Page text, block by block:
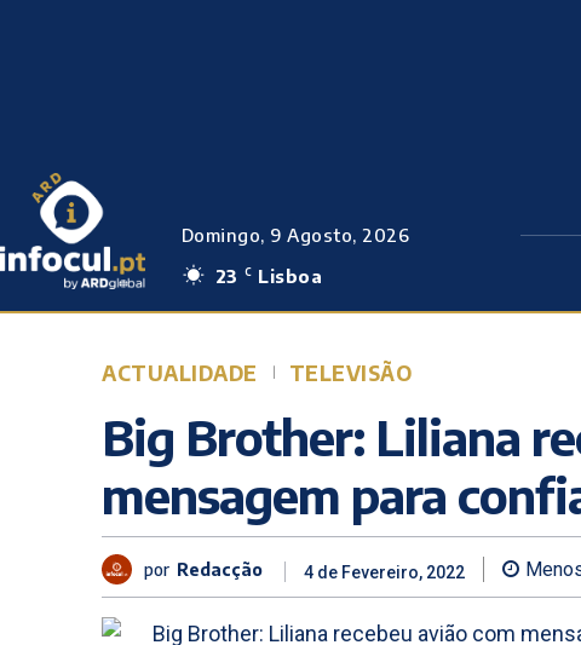
Domingo, 9 Agosto, 2026
23
C Lisboa
ACTUALIDADE TELEVISÃO
Big Brother: Liliana
mensagem para
por Redacção 4 de Fevereiro, 2022